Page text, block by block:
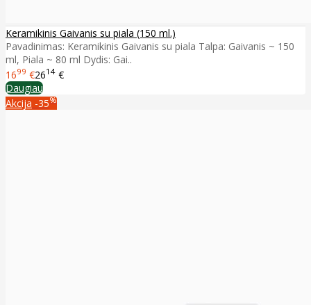
Keramikinis Gaivanis su piala (150 ml.)
Pavadinimas: Keramikinis Gaivanis su piala Talpa: Gaivanis ~ 150
ml, Piala ~ 80 ml Dydis: Gai..
1699 €2614 €
Daugiau
Akcija -35%